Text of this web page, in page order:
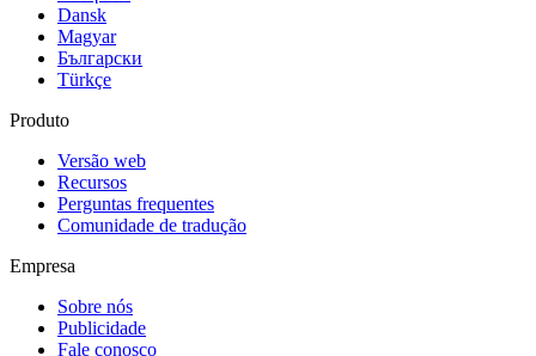
Dansk
Magyar
Български
Türkçe
Produto
Versão web
Recursos
Perguntas frequentes
Comunidade de tradução
Empresa
Sobre nós
Publicidade
Fale conosco